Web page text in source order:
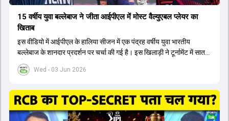
Wed - 03 Jun 2026
15 वर्षीय युवा बल्लेबाज ने जीता आईपीएल में मोस्ट वैल्युएबल प्लेयर का
खिताब
इस वीडियो में आईपीएल के हालिया सीजन में एक पंद्रह वर्षीय युवा भारतीय
बल्लेबाज के शानदार प्रदर्शन पर चर्चा की गई है। इस खिलाड़ी ने टूर्नामेंट में सात
सौ छिहत्तर रन बनाकर ऑरेंज कैप और मोस्ट वैल्युएबल प्लेयर का खिताब अपने नाम
किया है। वीडियो में बताया गया है कि ऑस्ट्रेलियाई टीम के वर्तमान कप्तान और
ऑस्ट्रेलियाई कप्तान के अनुसार, शुरुआत में लोगों को इस खिलाड़ी के प्रदर्शन पर
संदेह था, लेकिन अब उसने खुद को एक बेहतरीन बल्लेबाज साबित कर दिया है जो
गेंद को बाउंड्री के काफी पार मारने की क्षमता रखता है। वहीं, इंग्लैंड के पूर्व कप्तान